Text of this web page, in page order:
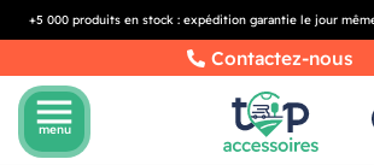
+5 000 produits en stock : expédition garantie le jour
Contactez-nous
menu
menu